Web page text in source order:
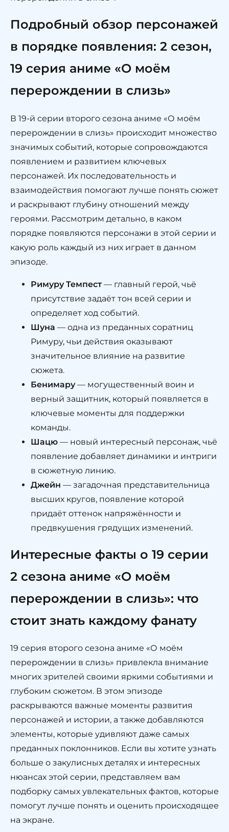
Подробный обзор персонажей
в порядке появления: 2 сезон,
19 серия аниме «О моём
перерождении в слизь»
В 19-й серии второго сезона аниме «О моём
перерождении в слизь» происходит множество
значимых событий, которые сопровождаются
появлением и развитием ключевых
персонажей. Их последовательность и
взаимодействия помогают лучше понять сюжет
и раскрывают глубину отношений между
героями. Рассмотрим детально, в каком
порядке появляются персонажи в этой серии и
какую роль каждый из них играет в данном
эпизоде.
Римуру Темпест— главный герой, чьё
присутствие задаёт тон всей серии и
определяет ход событий.
Шуна — одна из преданных соратниц
Римуру, чьи действия оказывают
значительное влияние на развитие
сюжета.
Бенимару— могущественный воин и
верный защитник, который появляется в
ключевые моменты для поддержки
команды.
Шацю — новый интересный персонаж, чьё
появление добавляет динамики и интриги
в сюжетную линию.
Джейн — загадочная представительница
высших кругов, появление которой
придаёт оттенок напряжённости и
предвкушения грядущих изменений.
Интересные факты о 19 серии
2 сезона аниме «О моём
перерождении в слизь»: что
стоит знать каждому фанату
19 серия второго сезона аниме «О моём
перерождении в слизь» привлекла внимание
многих зрителей своими яркими событиями и
глубоким сюжетом. В этом эпизоде
раскрываются важные моменты развития
персонажей и истории, а также добавляются
элементы, которые удивляют даже самых
преданных поклонников. Если вы хотите узнать
больше о закулисных деталях и интересных
нюансах этой серии, представляем вам
подборку самых увлекательных фактов, которые
помогут лучше понять и оценить происходящее
на экране.